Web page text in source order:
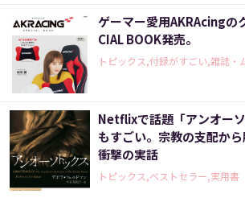
ゲーマー愛用AKRAcingの
CIAL BOOK発売。
トピックス,付録がすごい,雑誌・
Netflixで話題「アンオー
もすごい。宗教の支配から
衝撃の実話
トピックス,ベストセラー,実用書